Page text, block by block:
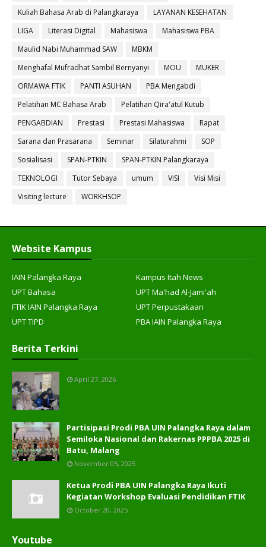
Kuliah Bahasa Arab di Palangkaraya
LAYANAN KESEHATAN
LIGA
Literasi Digital Mahasiswa
Mahasiswa PBA
Maulid Nabi Muhammad SAW
MBKM
Menghafal Mufradhat Sambil Bernyanyi
MOU
MUKER
ORMAWA FTIK
PANTI ASUHAN
PBA Mengabdi
Pelatihan MC Bahasa Arab
Pelatihan Qira'atul Kutub
PENGABDIAN
Prestasi Prestasi Mahasiswa
Rapat
Sarana dan Prasarana
Seminar Silaturahmi
SOP
Sosialisasi
SPAN-PTKIN
SPAN-PTKIN Palangkaraya
TEKNOLOGI
Tutor Sebaya umum VISI
Visi Misi
Visiting lecture
WORKHSOP
Website Kampus
IAIN Palangka Raya
Kampus Itah News
UPT Bahasa
UPT Ma'had Al-Jami'ah
FTIK IAIN Palangka Raya
UPT Perpustakaan
UPT TIPD
PBA IAIN Palangka Raya
Berita Terkini
April 27, 2026
Partisipasi Prodi PBA UIN Palangka Raya dalam
Semiloka Nasional dan Rakernas PPPBA 2025 di
Batu, Malang
November 05, 2025
Ketua Prodi PBA UIN Palangka Raya Ikuti
Kegiatan Workshop Evaluasi Pendidikan FTIK
October 20, 2025
Youtube